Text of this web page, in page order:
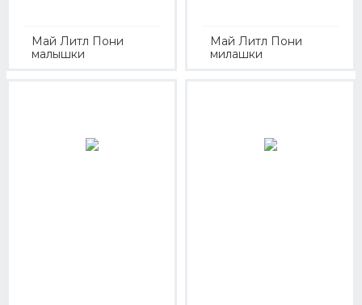
Май Литл Пони
малышки
Май Литл Пони
милашки